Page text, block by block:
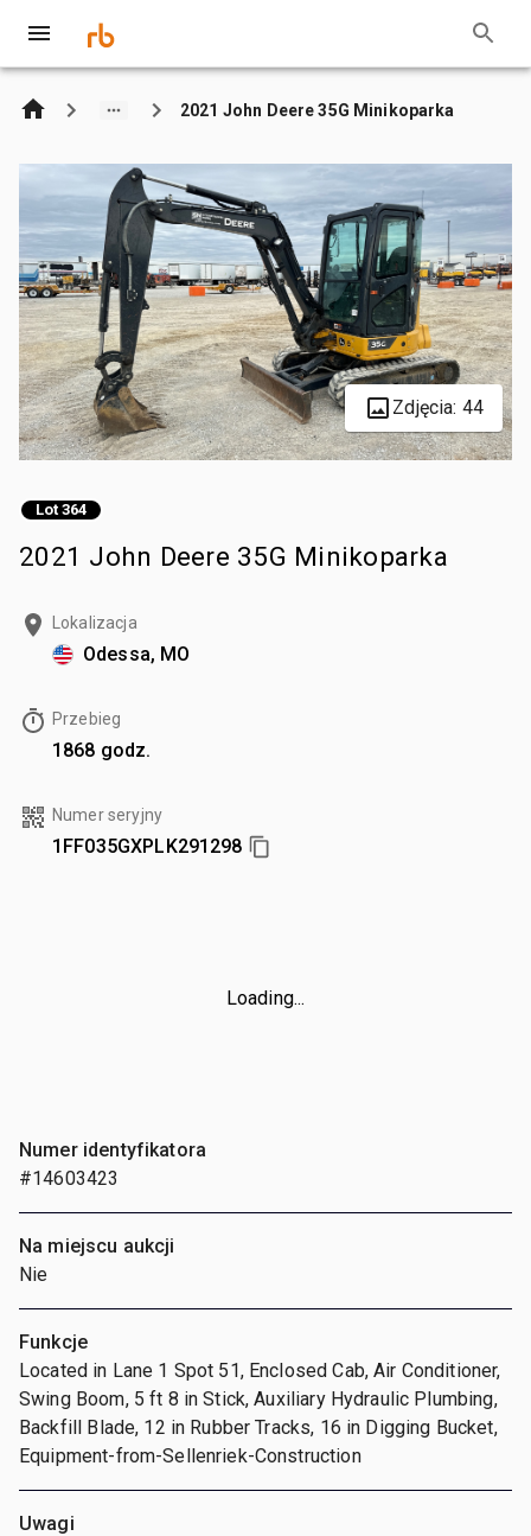
2021 John Deere 35G Minikoparka
Zdjęcia: 44
Lot 364
2021 John Deere 35G Minikoparka
Lokalizacja
Odessa, MO
Przebieg
1868 godz.
Numer seryjny
1FF035GXPLK291298
Loading...
Numer identyfikatora
#14603423
Na miejscu aukcji
Nie
Funkcje
Located in Lane 1 Spot 51, Enclosed Cab, Air Conditioner,
Swing Boom, 5 ft 8 in Stick, Auxiliary Hydraulic Plumbing,
Backfill Blade, 12 in Rubber Tracks, 16 in Digging Bucket,
Equipment-from-Sellenriek-Construction
Uwagi